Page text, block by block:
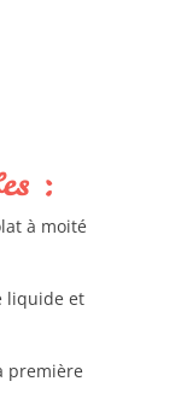
:
à moité
liquide et
première